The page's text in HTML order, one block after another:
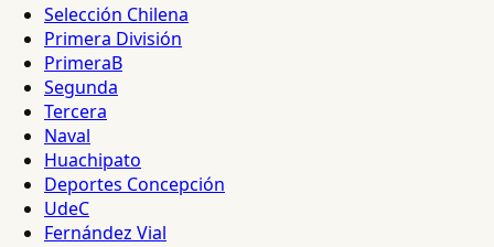
Selección Chilena
Primera División
PrimeraB
Segunda
Tercera
Naval
Huachipato
Deportes Concepción
UdeC
Fernández Vial